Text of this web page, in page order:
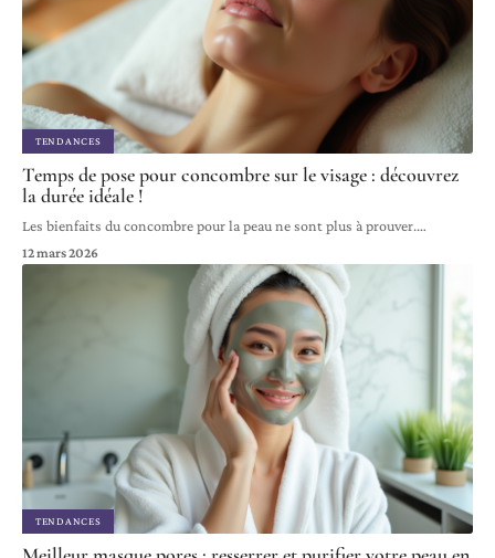
TENDANCES
Temps de pose pour concombre sur le visage : découvrez
la durée idéale !
Les bienfaits du concombre pour la peau ne sont plus à prouver.…
12 mars 2026
TENDANCES